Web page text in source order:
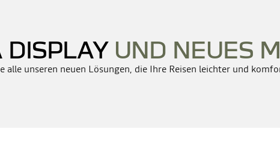
DISPLAY UND NEUES
alle unseren neuen Lösungen, die Ihre Reisen leichter und